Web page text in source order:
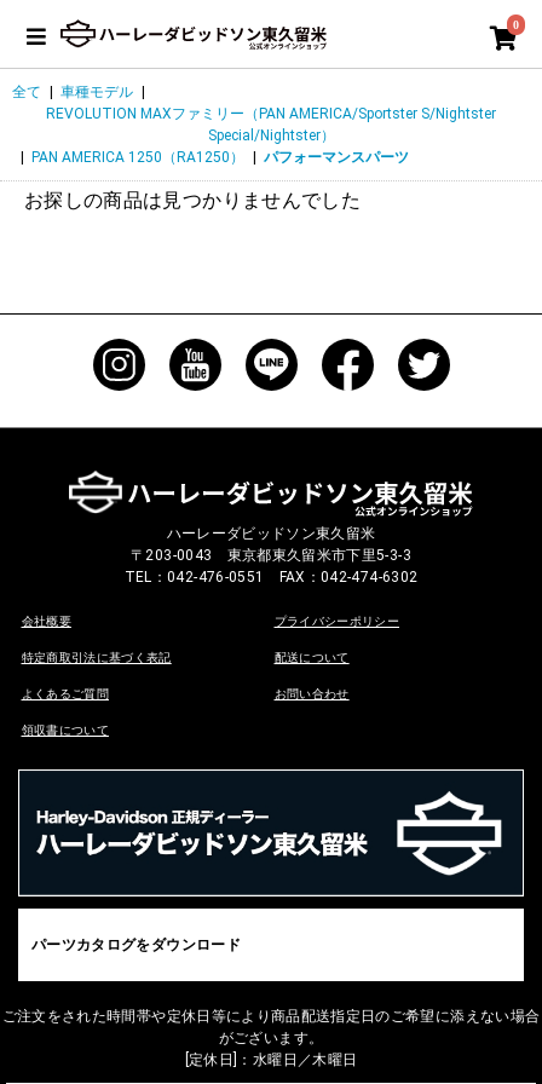
0
全て 車種モデル
REVOLUTION MAXファミリー（PAN AMERICA/Sportster S/Nightster
Special/Nightster）
PAN AMERICA 1250（RA1250） パフォーマンスパーツ
お探しの商品は見つかりませんでした
ハーレーダビッドソン東久留米
〒203-0043 東京都東久留米市下里5-3-3
TEL：042-476-0551 FAX：042-474-6302
会社概要 プライバシーポリシー
特定商取引法に基づく表記 配送について
よくあるご質問 お問い合わせ
領収書について
パーツカタログをダウンロード
ご注文をされた時間帯や定休日等により商品配送指定日のご希望に添えない場合
がございます。
[定休日]：水曜日／木曜日